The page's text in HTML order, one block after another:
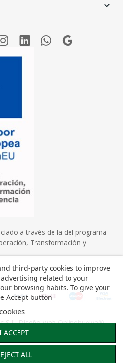

a través de la del programa
Transformación y
S.L. Diseño webOnlinehuelva®
third-party cookies to improve
related to your
browsing habits. To give your
Accept button.
ALL
I ACCEPT